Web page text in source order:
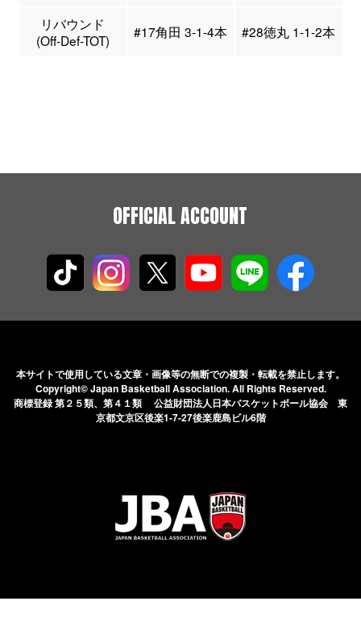
リバウンド
(Off-Def-TOT)
#17角田 3-1-4本 #28徳丸 1-1-2本
OFFICIAL ACCOUNT
本サイトで使用している文章・画像等の無断での複製・転載を禁止します。
Copyright© Japan Basketball Association.All Rights Reserved.
商標登録 第２５類、第４１類 公益財団法人日本バスケットボール協会 東
京都文京区後楽1-7-27後楽鹿島ビル6階